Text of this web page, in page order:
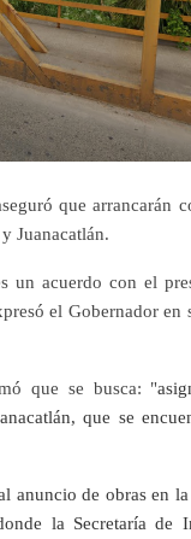
que arrancarán
Juanacatlán.
acuerdo con el
el Gobernador
que se busca: "
que se
de obras en
la Secretaría de